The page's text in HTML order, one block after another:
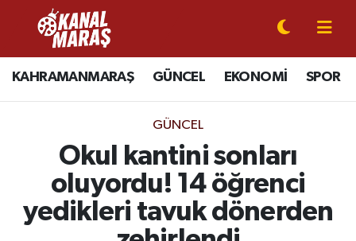
KAHRAMANMARAŞ GÜNCEL EKONOMİ SPOR
GÜNCEL
Okul kantini sonları
oluyordu! 14 öğrenci
yedikleri tavuk dönerden
CANLI YAYIN
KAHRAMANMARAŞ
SPOR
SİYASET
Kahramanmaraş Nöbetçi Eczaneler
Kahramanmaraş Hava Durumu
Kahramanmaraş Namaz Vakitleri
Kahramanmaraş Trafik Yoğunluk Haritası
Süper Lig Puan Durumu ve Fikstür